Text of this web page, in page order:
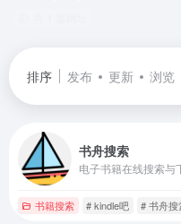
排序 发布 更新 浏览
书舟搜索
电子书籍在线搜索与
书籍搜索 # kindle吧 # 书舟搜